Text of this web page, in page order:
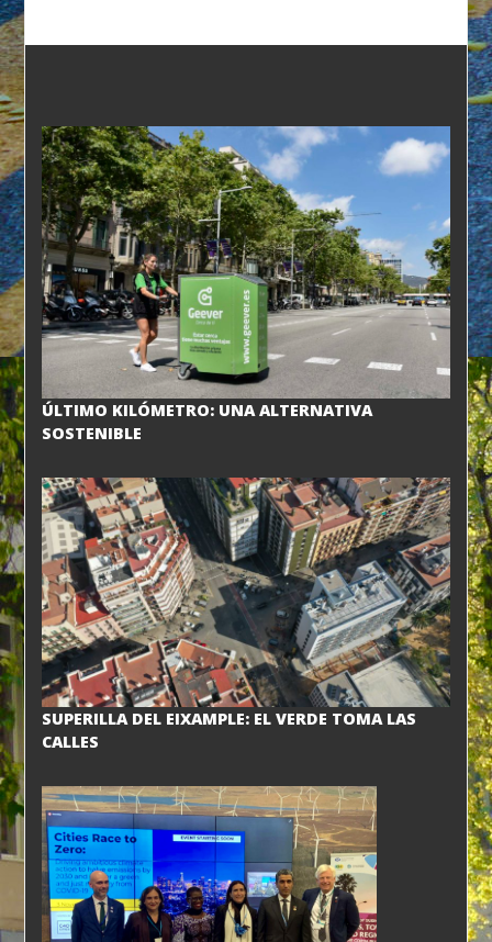
ÚLTIMO KILÓMETRO: UNA ALTERNATIVA
SOSTENIBLE
SUPERILLA DEL EIXAMPLE: EL VERDE TOMA LAS
CALLES